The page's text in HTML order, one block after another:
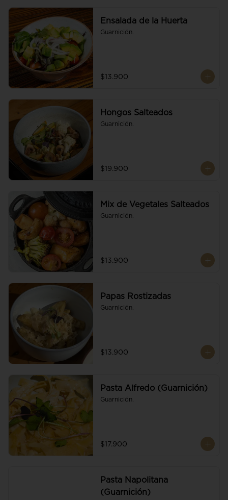
Ensalada de la Huerta
Guarnición.
$13.900
Hongos Salteados
Guarnición.
$19.900
Mix de Vegetales Salteados
Guarnición.
$13.900
Papas Rostizadas
Guarnición.
$13.900
Pasta Alfredo (Guarnición)
Guarnición.
$17.900
Pasta Napolitana
(Guarnición)